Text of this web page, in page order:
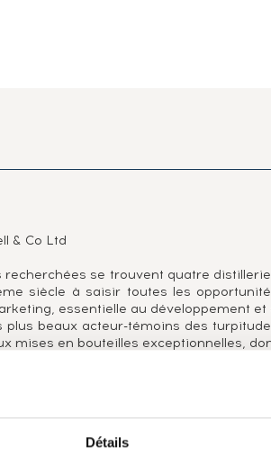
Détails
& Co Ltd
se trouvent quatre
siècle à saisir toutes les
essentielle au développement et
beaux acteur-témoins des
mises en bouteilles exceptionnelles,
décembre 1919 (mentionné sur son
effectué par la distillerie, limitée
traduit aussi au tout début des années
de crise de production (décennie
de son single malt et en profite pour